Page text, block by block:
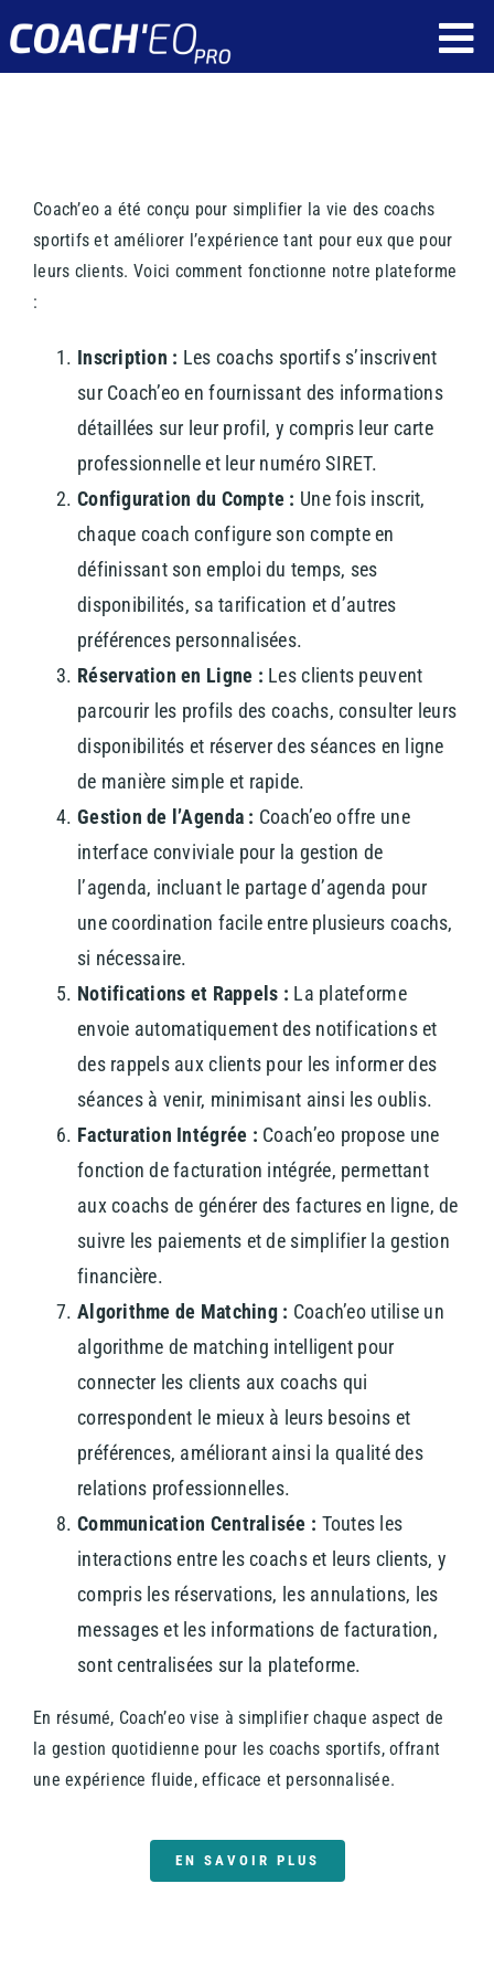
au
Qui sommes nous ?
Application client
Coach’eo a été conçu pour simplifier la vie des coachs
sportifs et améliorer l’expérience tant pour eux que pour
leurs clients. Voici comment fonctionne notre plateforme
:
Inscription : Les coachs sportifs s’inscrivent
sur Coach’eo en fournissant des informations
détaillées sur leur profil, y compris leur carte
professionnelle et leur numéro SIRET.
Configuration du Compte : Une fois inscrit,
chaque coach configure son compte en
définissant son emploi du temps, ses
disponibilités, sa tarification et d’autres
préférences personnalisées.
Réservation en Ligne : Les clients peuvent
parcourir les profils des coachs, consulter leurs
disponibilités et réserver des séances en ligne
de manière simple et rapide.
Gestion de l’Agenda : Coach’eo offre une
interface conviviale pour la gestion de
l’agenda, incluant le partage d’agenda pour
une coordination facile entre plusieurs coachs,
si nécessaire.
Notifications et Rappels : La plateforme
envoie automatiquement des notifications et
des rappels aux clients pour les informer des
séances à venir, minimisant ainsi les oublis.
Facturation Intégrée : Coach’eo propose une
fonction de facturation intégrée, permettant
aux coachs de générer des factures en ligne, de
suivre les paiements et de simplifier la gestion
financière.
Algorithme de Matching : Coach’eo utilise un
algorithme de matching intelligent pour
connecter les clients aux coachs qui
correspondent le mieux à leurs besoins et
préférences, améliorant ainsi la qualité des
relations professionnelles.
Communication Centralisée : Toutes les
interactions entre les coachs et leurs clients, y
compris les réservations, les annulations, les
messages et les informations de facturation,
sont centralisées sur la plateforme.
En résumé, Coach’eo vise à simplifier chaque aspect de
la gestion quotidienne pour les coachs sportifs, offrant
une expérience fluide, efficace et personnalisée.
EN SAVOIR PLUS